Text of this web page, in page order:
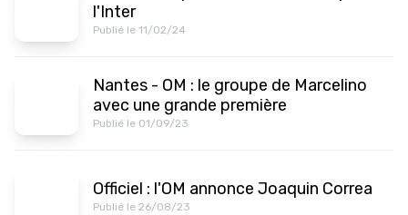
l'Inter
Publié le 11/02/24
Nantes - OM : le groupe de Marcelino
avec une grande première
Publié le 01/09/23
Officiel : l'OM annonce Joaquin Correa
Publié le 26/08/23